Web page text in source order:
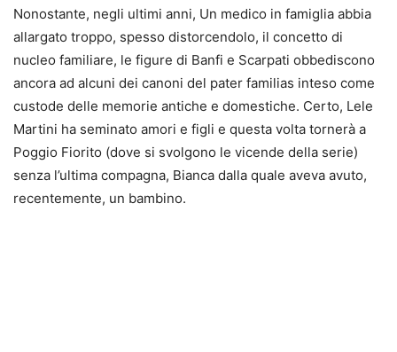
Nonostante, negli ultimi anni, Un medico in famiglia abbia
allargato troppo, spesso distorcendolo, il concetto di
nucleo familiare, le figure di Banfi e Scarpati obbediscono
ancora ad alcuni dei canoni del pater familias inteso come
custode delle memorie antiche e domestiche. Certo, Lele
Martini ha seminato amori e figli e questa volta tornerà a
Poggio Fiorito (dove si svolgono le vicende della serie)
senza l’ultima compagna, Bianca dalla quale aveva avuto,
recentemente, un bambino.